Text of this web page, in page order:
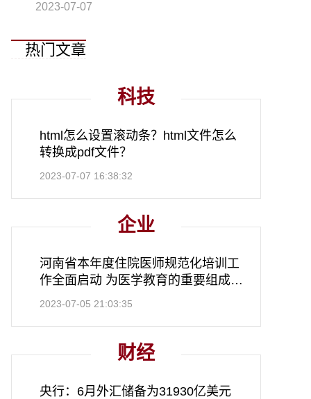
2023-07-07
热门文章
科技
html怎么设置滚动条？html文件怎么
转换成pdf文件？
2023-07-07 16:38:32
企业
河南省本年度住院医师规范化培训工
作全面启动 为医学教育的重要组成部
分
2023-07-05 21:03:35
财经
央行：6月外汇储备为31930亿美元